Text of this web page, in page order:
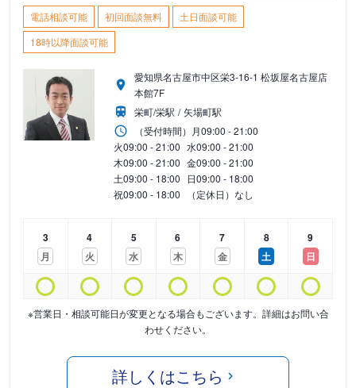
電話相談可能 初回面談無料
土日面談可能
18時以降面談可能
愛知県名古屋市中区栄3-16-1 松坂屋名古屋店
本館7F
栄町/栄駅
矢場町駅
（受付時間） 月09:00 - 21:00
火09:00 - 21:00 水09:00 - 21:00
木09:00 - 21:00 金09:00 - 21:00
土09:00 - 18:00 日09:00 - 18:00
祝09:00 - 18:00 （定休日）なし
3
月
4
火
5
水
6
木
7
金
8
土
9
日
※営業日・相談可能日が変更となる場合もございます。詳細はお問い合
わせください。
詳しくはこちら